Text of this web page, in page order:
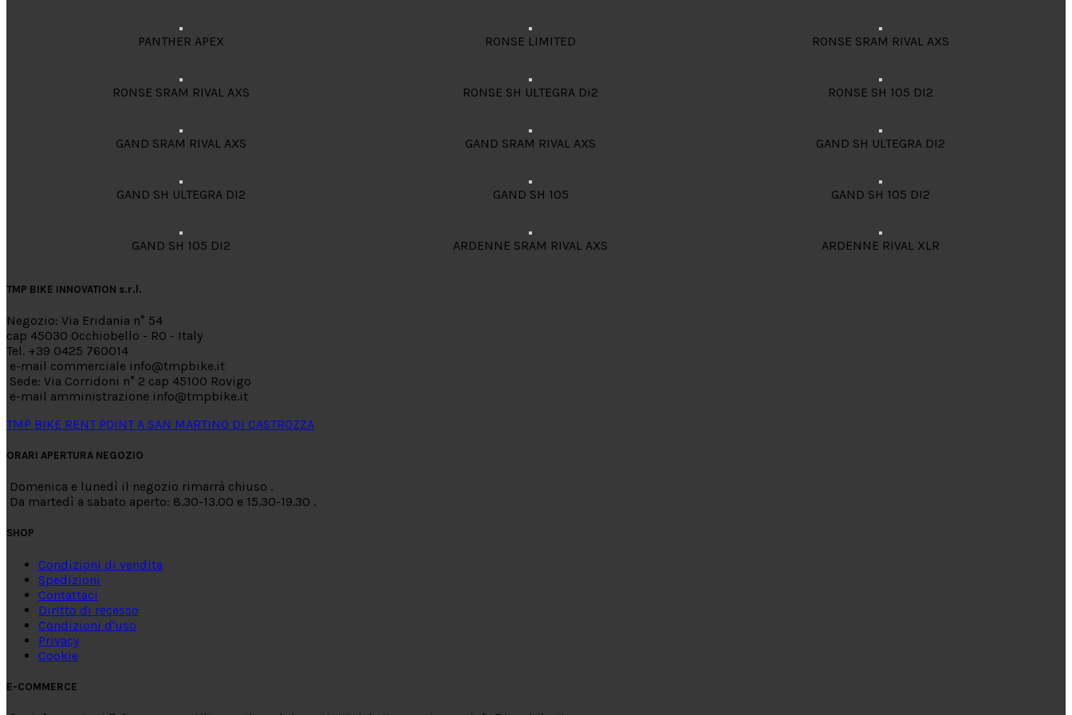
PANTHER APEX RONSE LIMITED RONSE SRAM RIVAL AXS
RONSE SRAM RIVAL AXS RONSE SH ULTEGRA Di2 RONSE SH 105 DI2
GAND SRAM RIVAL AXS GAND SRAM RIVAL AXS GAND SH ULTEGRA DI2
GAND SH ULTEGRA DI2 GAND SH 105 GAND SH 105 DI2
GAND SH 105 DI2 ARDENNE SRAM RIVAL AXS ARDENNE RIVAL XLR
TMP BIKE INNOVATION s.r.l.
Negozio: Via Eridania n° 54
cap 45030 Occhiobello - RO - Italy
Tel. +39 0425 760014
e-mail commerciale info@tmpbike.it
Sede: Via Corridoni n° 2 cap 45100 Rovigo
e-mail amministrazione info@tmpbike.it
TMP BIKE RENT POINT A SAN MARTINO DI CASTROZZA
ORARI APERTURA NEGOZIO
Domenica e lunedì il negozio rimarrà chiuso .
Da martedì a sabato aperto: 8.30-13.00 e 15.30-19.30 .
SHOP
Condizioni di vendita
Spedizioni
Contattaci
Diritto di recesso
Condizioni d'uso
Privacy
Cookie
E-COMMERCE